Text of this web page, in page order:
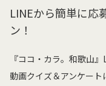
LINEから簡単に応
ン！
『ココ・カラ。和歌山
動画クイズ＆アンケー